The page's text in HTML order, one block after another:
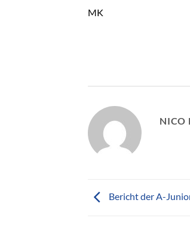
MK
NICO
Bericht der A-